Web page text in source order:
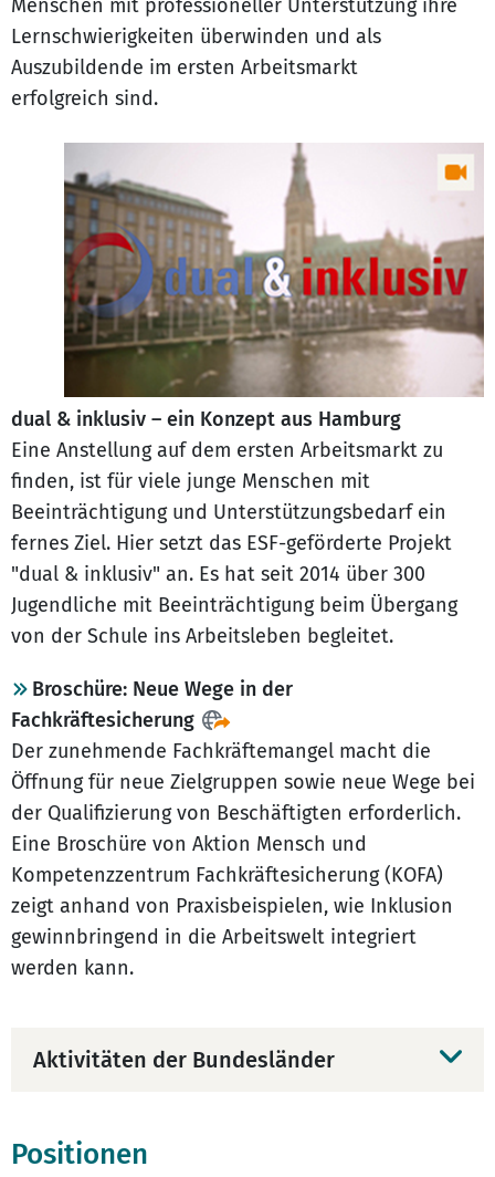
Menschen mit professioneller Unterstützung ihre
Lernschwierigkeiten überwinden und als
Auszubildende im ersten Arbeitsmarkt
erfolgreich sind.
dual & inklusiv – ein Konzept aus Hamburg
Eine Anstellung auf dem ersten Arbeitsmarkt zu
finden, ist für viele junge Menschen mit
Beeinträchtigung und Unterstützungsbedarf ein
fernes Ziel. Hier setzt das ESF-geförderte Projekt
"dual & inklusiv" an. Es hat seit 2014 über 300
Jugendliche mit Beeinträchtigung beim Übergang
von der Schule ins Arbeitsleben begleitet.
Broschüre: Neue Wege in der
Fachkräftesicherung
Der zunehmende Fachkräftemangel macht die
Öffnung für neue Zielgruppen sowie neue Wege bei
der Qualifizierung von Beschäftigten erforderlich.
Eine Broschüre von Aktion Mensch und
Kompetenzzentrum Fachkräftesicherung (KOFA)
zeigt anhand von Praxisbeispielen, wie Inklusion
gewinnbringend in die Arbeitswelt integriert
werden kann.
Aktivitäten der Bundesländer
Positionen